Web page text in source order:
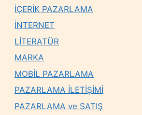
İÇERİK PAZARLAMA
İNTERNET
LİTERATÜR
MARKA
MOBİL PAZARLAMA
PAZARLAMA İLETİŞİMİ
PAZARLAMA ve SATIŞ